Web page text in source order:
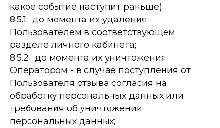
какое событие наступит раньше):
8.5.1. до момента их удаления
Пользователем в соответствующем
разделе личного кабинета;
8.5.2. до момента их уничтожения
Оператором - в случае поступления от
Пользователя отзыва согласия на
обработку персональных данных или
требования об уничтожении
персональных данных;